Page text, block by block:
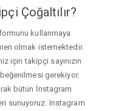
Çoğaltılır?
kullanmaya
olmak istemektedir.
için takipçi sayınızın
beğenilmesi gerekiyor.
bütün İnstagram
sunuyoruz. Instagram